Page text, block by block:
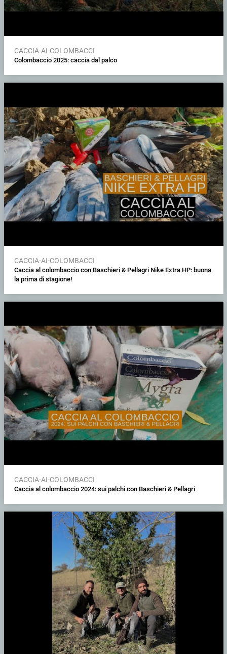
CACCIA-AI-COLOMBACCI
Colombaccio 2025: caccia dal palco
CACCIA-AI-COLOMBACCI
Caccia al colombaccio con Baschieri & Pellagri Nike Extra HP: buona
la prima di stagione!
CACCIA-AI-COLOMBACCI
Caccia al colombaccio 2024: sui palchi con Baschieri & Pellagri